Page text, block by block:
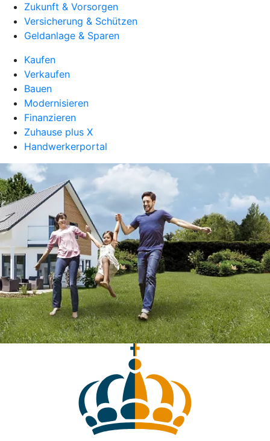
Zukunft & Vorsorgen
Versicherung & Schützen
Geldanlage & Sparen
Kaufen
Verkaufen
Bauen
Modernisieren
Finanzieren
Zuhause plus X
Handwerkerportal